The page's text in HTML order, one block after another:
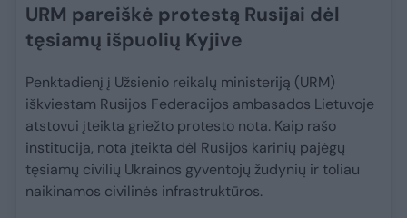
URM pareiškė protestą Rusijai dėl
tęsiamų išpuolių Kyjive
Penktadienį į Užsienio reikalų ministeriją (URM)
iškviestam Rusijos Federacijos ambasados Lietuvoje
atstovui įteikta griežto protesto nota. Kaip rašo
institucija, nota įteikta dėl Rusijos karinių pajėgų
tęsiamų civilių Ukrainos gyventojų žudynių ir toliau
naikinamos civilinės infrastruktūros.